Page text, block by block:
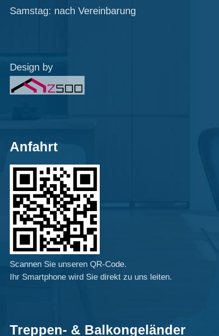
Samstag: nach Vereinbarung
Design by
Anfahrt
Scannen Sie unseren QR-Code.
Ihr Smartphone wird Sie direkt zu uns leiten.
Treppen- & Balkongeländer